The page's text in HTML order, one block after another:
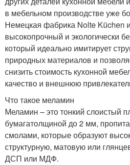
в мебельном производстве уже
Немецкая фабрика Nolte Küchen
высокопрочный и экологически
который идеально имитирует
природных материалов и
снизить стоимость кухонной
качество и внешнюю
Что такое меламин
Меламин – это тонкий слоистый
бумагатолщиной до 2 мм,
смолами, которые образуют
структурную, матовую или
ДСП или МДФ.